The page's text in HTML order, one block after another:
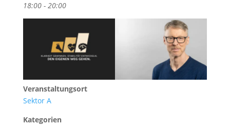
18:00 - 20:00
Veranstaltungsort
Sektor A
Kategorien